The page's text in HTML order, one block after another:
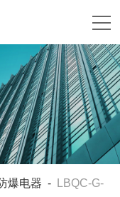
爆电器 -
LBQC-G-